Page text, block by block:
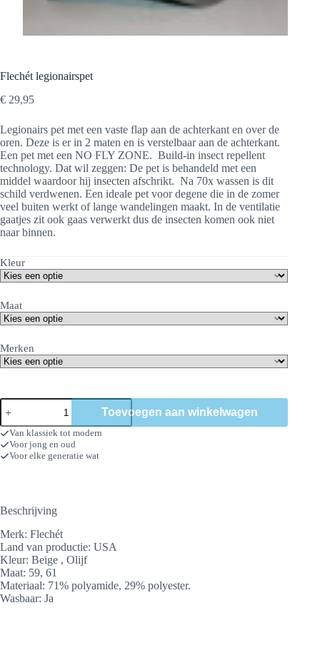
Flechét legionairspet
€ 29,95
Legionairs pet met een vaste flap aan de achterkant en over de
oren. Deze is er in 2 maten en is verstelbaar aan de achterkant.
Een pet met een NO FLY ZONE. Build-in insect repellent
technology. Dat wil zeggen: De pet is behandeld met een
middel waardoor hij insecten afschrikt. Na 70x wassen is dit
schild verdwenen. Een ideale pet voor degene die in de zomer
veel buiten werkt of lange wandelingen maakt. In de ventilatie
gaatjes zit ook gaas verwerkt dus de insecten komen ook niet
naar binnen.
Kleur
Maat
Merken
Flechét
legionairspet
aantal
Toevoegen aan winkelwagen
Van klassiek tot modern
Voor jong en oud
Voor elke generatie wat
Beschrijving
Merk: Flechét
Land van productie: USA
Kleur: Beige , Olijf
Maat: 59, 61
Materiaal: 71% polyamide, 29% polyester.
Wasbaar: Ja